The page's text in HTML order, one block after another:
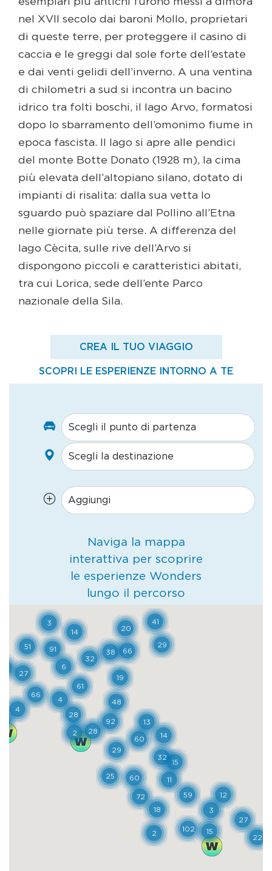
nel XVII secolo dai baroni Mollo, proprietari
di queste terre, per proteggere il casino di
caccia e le greggi dal sole forte dell’estate
e dai venti gelidi dell’inverno. A una ventina
di chilometri a sud si incontra un bacino
idrico tra folti boschi, il lago Arvo, formatosi
dopo lo sbarramento dell’omonimo fiume in
epoca fascista. Il lago si apre alle pendici
del monte Botte Donato (1928 m), la cima
più elevata dell’altopiano silano, dotato di
impianti di risalita: dalla sua vetta lo
sguardo può spaziare dal Pollino all’Etna
nelle giornate più terse. A differenza del
lago Cècita, sulle rive dell’Arvo si
dispongono piccoli e caratteristici abitati,
tra cui Lorica, sede dell’ente Parco
nazionale della Sila.